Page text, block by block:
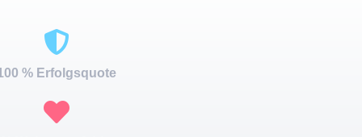
% Erfolgsquote